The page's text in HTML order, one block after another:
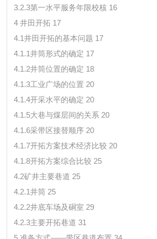
3.2.3第一水平服务年限校核 16
4 井田开拓 17
4.1井田开拓的基本问题 17
4.1.1井筒形式的确定 17
4.1.2井筒位置的确定 18
4.1.3工业广场的位置 20
4.1.4开采水平的确定 20
4.1.5大巷与煤层间的关系 20
4.1.6采带区接替顺序 20
4.1.7开拓方案技术经济比较 20
4.1.8开拓方案综合比较 25
4.2矿井主要巷道 25
4.2.1井筒 25
4.2.2井底车场及硐室 29
4.2.3主要开拓巷道 31